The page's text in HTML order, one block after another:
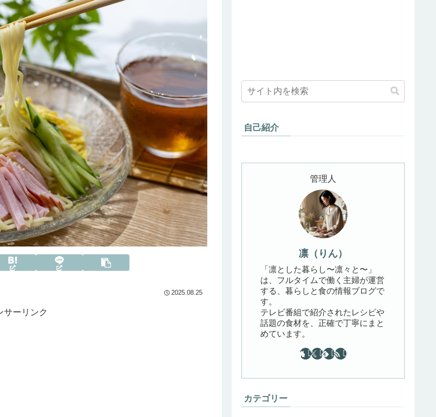
2025.08.25
サーリンク
自己紹介
管理人
凛（りん）
「凛とした暮らし〜凛々と〜」
は、フルタイムで働く主婦が運営
する、暮らしと食の情報ブログで
す。
テレビ番組で紹介されたレシピや
話題の食材を、正確で丁寧にまと
めています。
カテゴリー